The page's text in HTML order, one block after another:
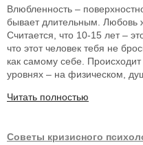
Влюбленность –
бывает длительным. Любовь
Считается, что 10-15 лет –
что этот человек тебя не
как самому себе.
уровнях – на физическом,
Читать полностью
Советы кризисного